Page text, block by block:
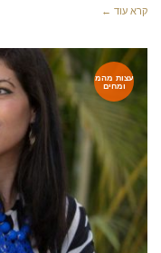
קרא עוד ←
עצות מהמ
ומחים